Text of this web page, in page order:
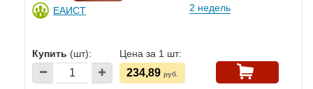
ЕАИСТ
2 недель
Купить (шт): Цена за 1 шт:
234,89 руб.